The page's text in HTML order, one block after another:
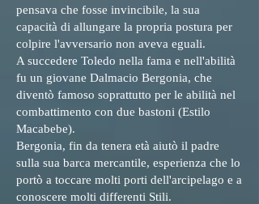
pensava che fosse invincibile, la sua
capacità di allungare la propria postura per
colpire l'avversario non aveva eguali.
A succedere Toledo nella fama e nell'abilità
fu un giovane Dalmacio Bergonia, che
diventò famoso soprattutto per le abilità nel
combattimento con due bastoni (Estilo
Macabebe).
Bergonia, fin da tenera età aiutò il padre
sulla sua barca mercantile, esperienza che lo
portò a toccare molti porti dell'arcipelago e a
conoscere molti differenti Stili.